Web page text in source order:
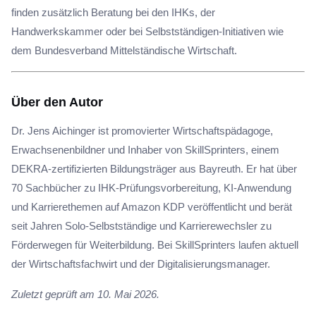
finden zusätzlich Beratung bei den IHKs, der
Handwerkskammer oder bei Selbstständigen-Initiativen wie
dem Bundesverband Mittelständische Wirtschaft.
Über den Autor
Dr. Jens Aichinger ist promovierter Wirtschaftspädagoge,
Erwachsenenbildner und Inhaber von SkillSprinters, einem
DEKRA-zertifizierten Bildungsträger aus Bayreuth. Er hat über
70 Sachbücher zu IHK-Prüfungsvorbereitung, KI-Anwendung
und Karrierethemen auf Amazon KDP veröffentlicht und berät
seit Jahren Solo-Selbstständige und Karrierewechsler zu
Förderwegen für Weiterbildung. Bei SkillSprinters laufen aktuell
der Wirtschaftsfachwirt und der Digitalisierungsmanager.
Zuletzt geprüft am 10. Mai 2026.